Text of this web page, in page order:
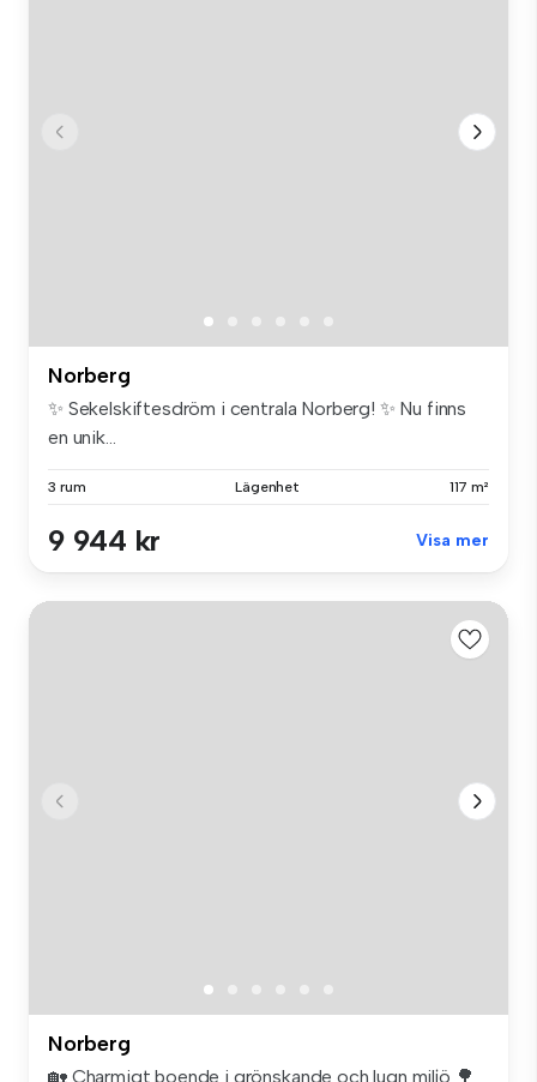
Norberg
✨ Sekelskiftesdröm i centrala Norberg! ✨ Nu finns
en unik...
3 rum Lägenhet 117 m²
9 944 kr Visa mer
Norberg
🏡 Charmigt boende i grönskande och lugn miljö 🌳